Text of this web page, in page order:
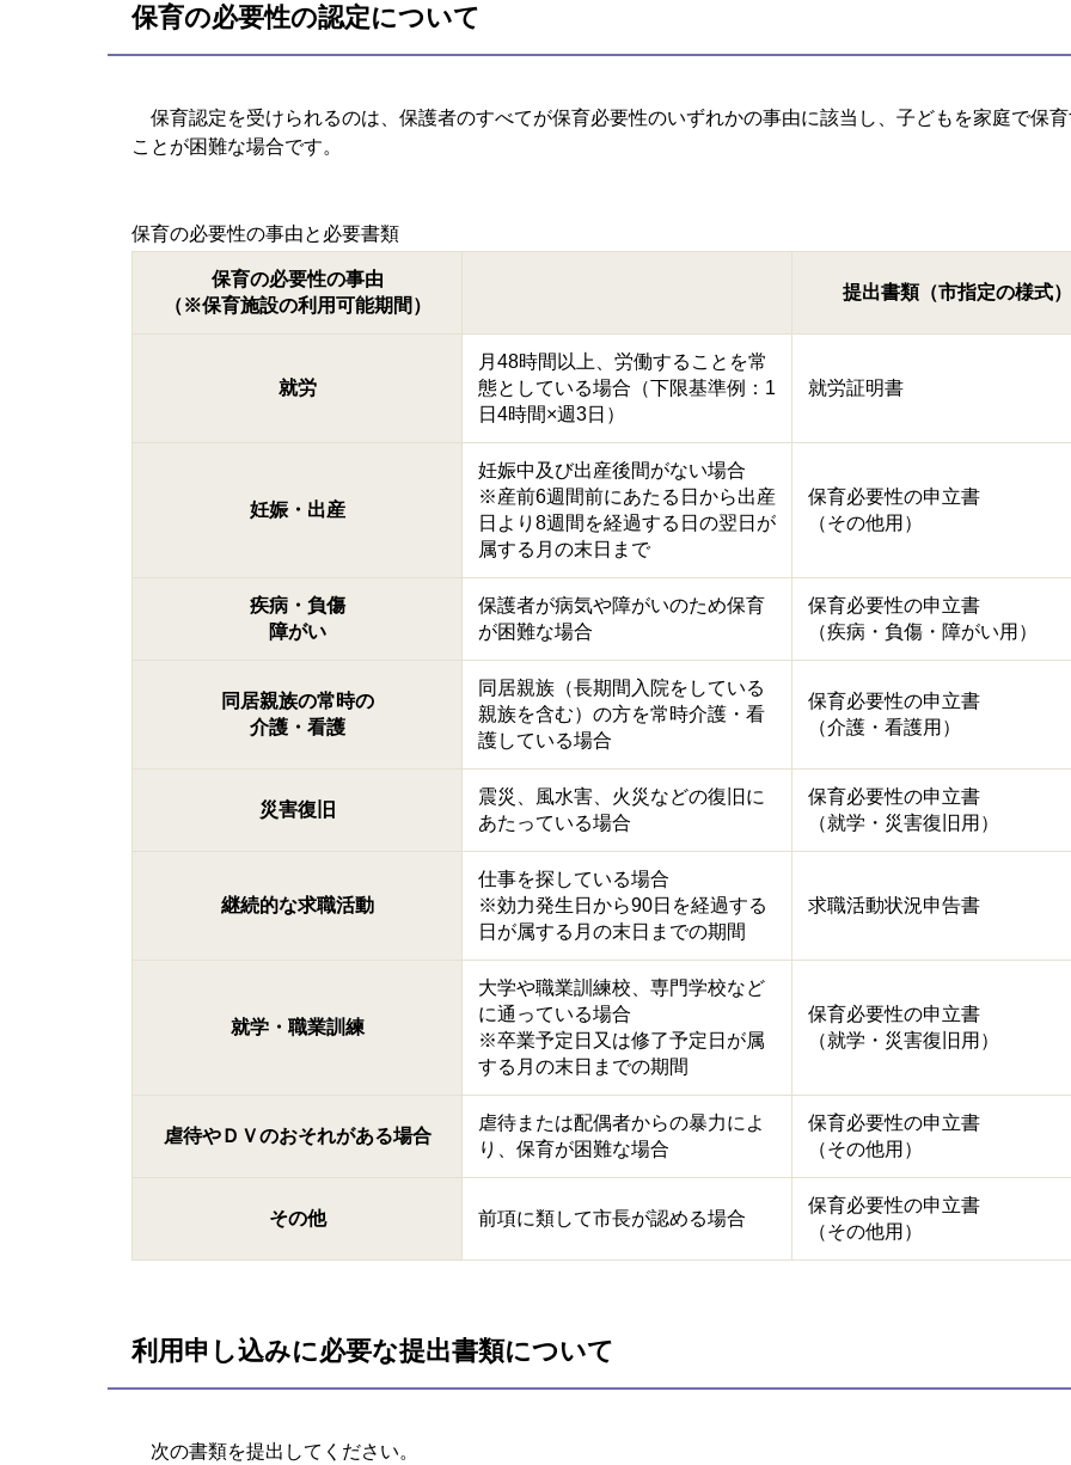
保育の必要性の認定について
保育認定を受けられるのは、保護者のすべてが保育必要性のいずれかの事由に該当し、子どもを家庭で保
ことが困難な場合です。
保育の必要性の事由と必要書類
保育の必要性の事由
（※保育施設の利用可能期間）
提出書類（市指定の様式）
就労
月48時間以上、労働することを常
態としている場合（下限基準例：1
日4時間×週3日）
就労証明書
妊娠・出産
妊娠中及び出産後間がない場合
※産前6週間前にあたる日から出産
日より8週間を経過する日の翌日が
属する月の末日まで
保育必要性の申立書
（その他用）
疾病・負傷
障がい
保護者が病気や障がいのため保育
が困難な場合
保育必要性の申立書
（疾病・負傷・障がい用）
同居親族の常時の
介護・看護
同居親族（長期間入院をしている
親族を含む）の方を常時介護・看
護している場合
保育必要性の申立書
（介護・看護用）
災害復旧
震災、風水害、火災などの復旧に
あたっている場合
保育必要性の申立書
（就学・災害復旧用）
継続的な求職活動
仕事を探している場合
※効力発生日から90日を経過する
日が属する月の末日までの期間
求職活動状況申告書
就学・職業訓練
大学や職業訓練校、専門学校など
に通っている場合
※卒業予定日又は修了予定日が属
する月の末日までの期間
保育必要性の申立書
（就学・災害復旧用）
虐待やＤＶのおそれがある場合
虐待または配偶者からの暴力によ
り、保育が困難な場合
保育必要性の申立書
（その他用）
その他 前項に類して市長が認める場合
保育必要性の申立書
（その他用）
利用申し込みに必要な提出書類について
次の書類を提出してください。